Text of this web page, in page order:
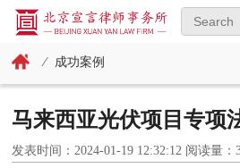
⁄ 成功案例
马来西亚光伏项目专项
发表时间：2024-01-19 12:32:12 阅读量：